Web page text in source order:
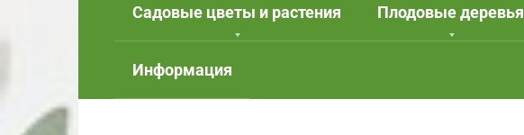
Садовые цветы и растения Плодовые деревья
Информация